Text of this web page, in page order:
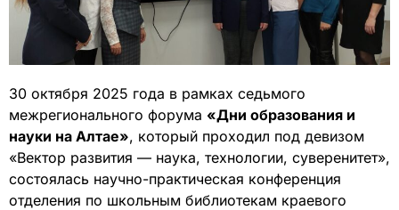
30 октября 2025 года в рамках седьмого
межрегионального форума «Дни образования и
науки на Алтае», который проходил под девизом
«Вектор развития — наука, технологии, суверенитет»,
состоялась научно-практическая конференция
отделения по школьным библиотекам краевого